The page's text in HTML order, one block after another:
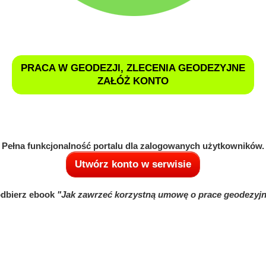
PRACA W GEODEZJI, ZLECENIA GEODEZYJNE
ZAŁÓŻ KONTO
Pełna funkcjonalność portalu dla zalogowanych użytkowników.
Utwórz konto w serwisie
ebook "Jak zawrzeć korzystną umowę o prace